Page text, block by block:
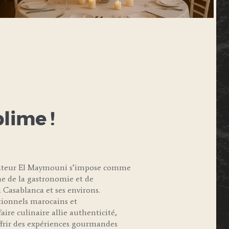
!
El Maymouni s’impose comme
de la gastronomie et de
et ses environs.
marocains et
culinaire allie authenticité,
des expériences gourmandes